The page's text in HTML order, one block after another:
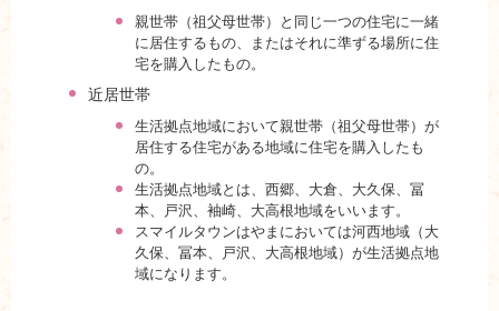
親世帯（祖父母世帯）と同じ一つの住宅に一緒
に居住するもの、またはそれに準ずる場所に住
宅を購入したもの。
近居世帯
生活拠点地域において親世帯（祖父母世帯）が
居住する住宅がある地域に住宅を購入したも
の。
生活拠点地域とは、西郷、大倉、大久保、冨
本、戸沢、袖崎、大高根地域をいいます。
スマイルタウンはやまにおいては河西地域（大
久保、冨本、戸沢、大高根地域）が生活拠点地
域になります。